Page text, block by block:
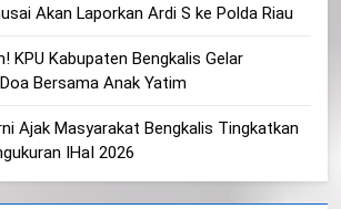
Akan Laporkan Ardi S ke Polda Riau
KPU Kabupaten Bengkalis Gelar
Bersama Anak Yatim
Ajak Masyarakat Bengkalis Tingkatkan
IHaI 2026